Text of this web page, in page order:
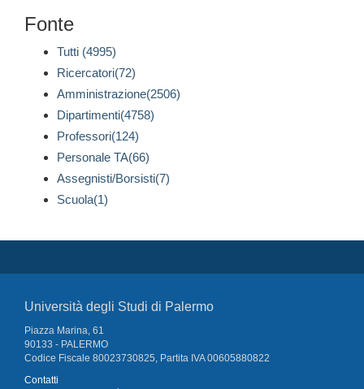
Fonte
Tutti (4995)
Ricercatori(72)
Amministrazione(2506)
Dipartimenti(4758)
Professori(124)
Personale TA(66)
Assegnisti/Borsisti(7)
Scuola(1)
Università degli Studi di Palermo
Piazza Marina, 61
90133 - PALERMO
Codice Fiscale 80023730825, Partita IVA 00605880822
Contatti